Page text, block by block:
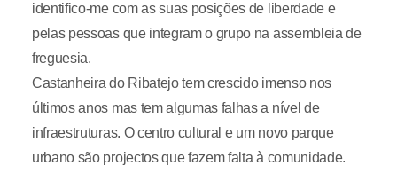
identifico-me com as suas posições de liberdade e
pelas pessoas que integram o grupo na assembleia de
freguesia.
Castanheira do Ribatejo tem crescido imenso nos
últimos anos mas tem algumas falhas a nível de
infraestruturas. O centro cultural e um novo parque
urbano são projectos que fazem falta à comunidade.